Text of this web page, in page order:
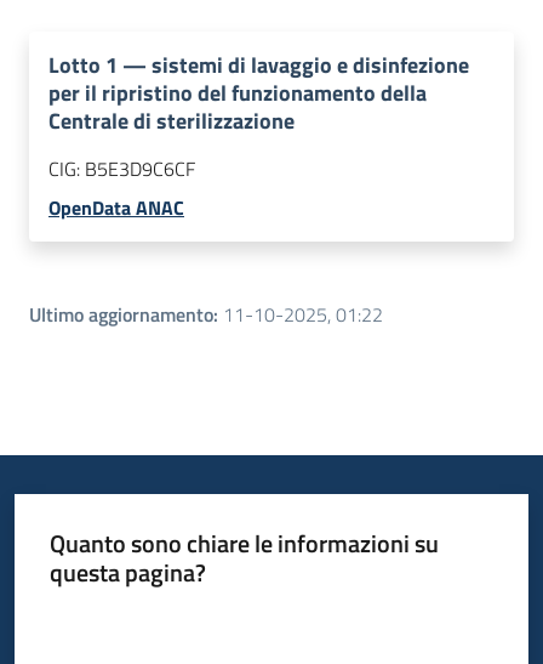
Lotto 1 —sistemi di lavaggio e disinfezione
per il ripristino del funzionamento della
Centrale di sterilizzazione
CIG: B5E3D9C6CF
OpenData ANAC
Ultimo aggiornamento: 11-10-2025, 01:22
Quanto sono chiare le informazioni su
questa pagina?